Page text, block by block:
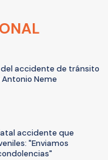
del accidente de tránsito
Neme
accidente que
"Enviamos